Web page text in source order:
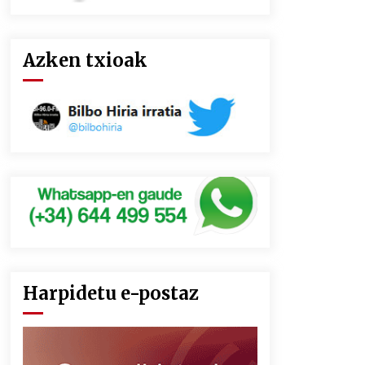
Azken txioak
Harpidetu e-postaz